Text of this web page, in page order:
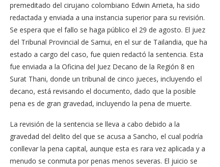
premeditado del cirujano colombiano Edwin Arrieta, ha sido
redactada y enviada a una instancia superior para su revisión.
Se espera que el fallo se haga público el 29 de agosto. El juez
del Tribunal Provincial de Samui, en el sur de Tailandia, que ha
estado a cargo del caso, fue quien redactó la sentencia. Esta
fue enviada a la Oficina del Juez Decano de la Región 8 en
Surat Thani, donde un tribunal de cinco jueces, incluyendo el
decano, está revisando el documento, dado que la posible
pena es de gran gravedad, incluyendo la pena de muerte.
La revisión de la sentencia se lleva a cabo debido a la
gravedad del delito del que se acusa a Sancho, el cual podría
conllevar la pena capital, aunque esta es rara vez aplicada y a
menudo se conmuta por penas menos severas. El juicio se